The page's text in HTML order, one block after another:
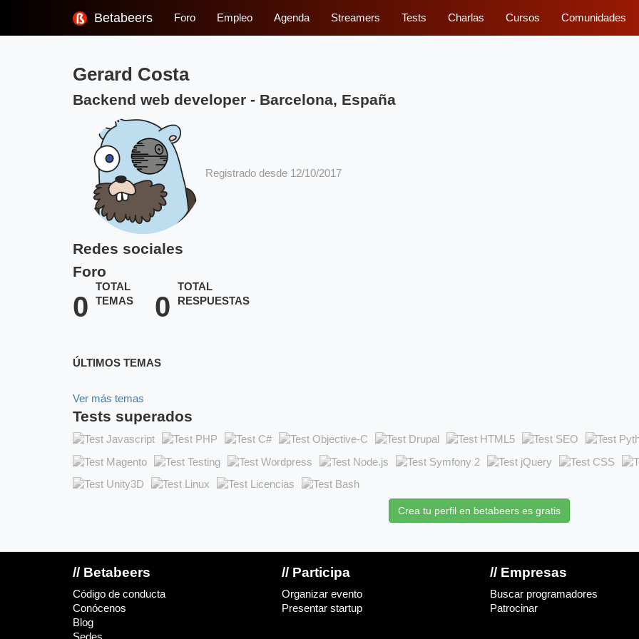
Betabeers Foro Empleo Agenda Streamers Tests Charlas Cursos Comunidades
Gerard Costa
Backend web developer - Barcelona, España
Registrado desde 12/10/2017
Redes sociales
Foro
0
TOTAL
TEMAS
0
TOTAL
RESPUESTAS
ÚLTIMOS TEMAS
Ver más temas
Tests superados
Crea tu perfil en betabeers es gratis
// Betabeers
Código de conducta
Conócenos
Blog
Sedes
// Participa
Organizar evento
Presentar startup
// Empresas
Buscar programadores
Patrocinar